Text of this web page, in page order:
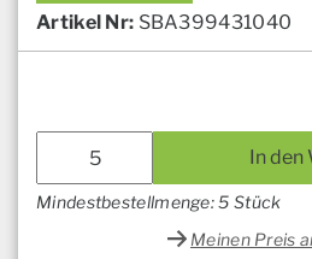
Artikel Nr: SBA399431040
In
Mindestbestellmenge: 5 Stück
Meinen Preis